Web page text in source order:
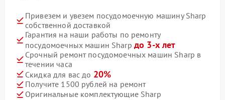
Привезем и увезем посудомоечную машину Sharp
собственной доставкой
Гарантия на наши работы по ремонту
посудомоечных машин Sharp до 3-х лет
Срочный ремонт посудомоечных машин Sharp в
течении часа
Скидка для вас до 20%
Получите 1500 рублей на ремонт
Оригинальные комплектующие Sharp